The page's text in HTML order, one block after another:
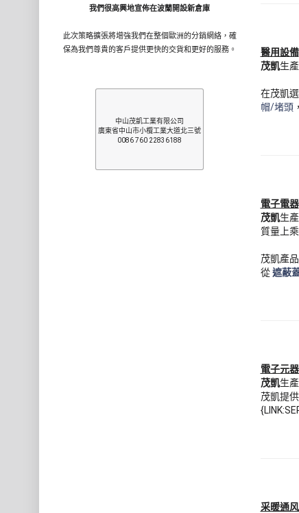
醫用設備
茂凱生
在茂凱
帽/堵頭，
電子電器
茂凱生
質量上乘
茂凱產
從 遮蔽
電子元
茂凱生
茂凱提
采暖通
我們很高興地宣佈在波蘭開設新倉庫
此次策略擴張將增強我們在整個歐洲的分銷網絡，確
保為我們尊貴的客戶提供更快的交貨和更好的服務。
中山茂凱工業有限公司
廣東省中山市小欖工業大道北三號
0086 760 22836188